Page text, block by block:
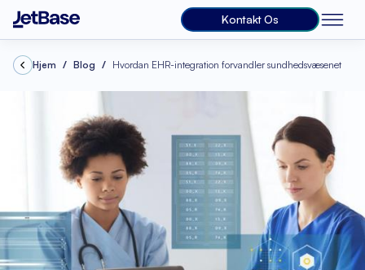
Kontakt Os
Hjem Blog Hvordan EHR-integration forvandler sundhedsvæsenet